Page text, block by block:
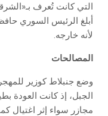
التي كانت تُعرف
أبلغ الرئيس السوري حافظ
لأنه خارجه.
المصالحات
وضع جنبلاط كوزير
الجبل، إذ كانت العودة